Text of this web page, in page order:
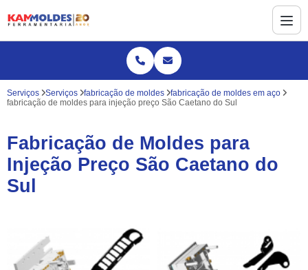
Serviços Serviços fabricação de moldes
fabricação de moldes em aço
fabricação de moldes para injeção preço São Caetano do Sul
Fabricação de Moldes para
Injeção Preço São Caetano do
Sul